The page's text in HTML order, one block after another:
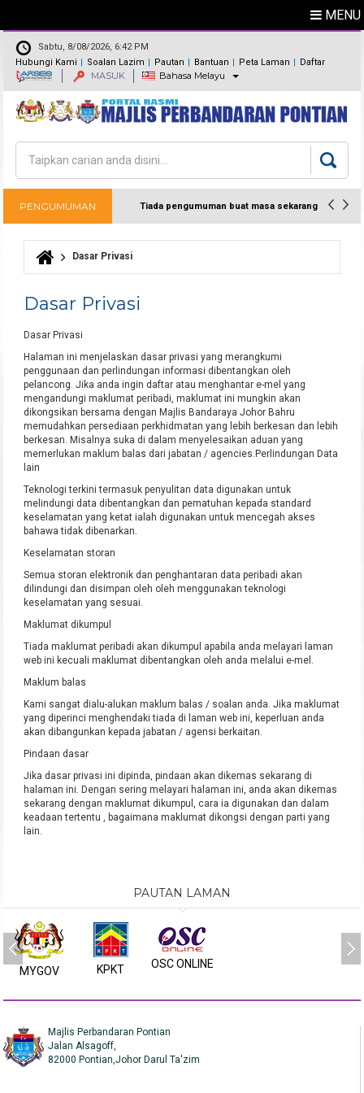
MENU
Sabtu, 8/08/2026, 6:42 PM
Hubungi Kami
Direktori
Soalan Lazim Pautan Bantuan Peta Laman Daftar
MASUK Bahasa Melayu
Borang carian
PENGUMUMAN Tiada pengumuman buat masa sekarang
Anda di sini
Dasar Privasi
Dasar Privasi
Dasar Privasi
Halaman ini menjelaskan dasar privasi yang merangkumi
penggunaan dan perlindungan informasi dibentangkan oleh
pelancong. Jika anda ingin daftar atau menghantar e-mel yang
mengandungi maklumat peribadi, maklumat ini mungkin akan
dikongsikan bersama dengan Majlis Bandaraya Johor Bahru
memudahkan persediaan perkhidmatan yang lebih berkesan dan lebih
berkesan. Misalnya suka di dalam menyelesaikan aduan yang
memerlukan maklum balas dari jabatan / agencies.Perlindungan Data
lain
Teknologi terkini termasuk penyulitan data digunakan untuk
melindungi data dibentangkan dan pematuhan kepada standard
keselamatan yang ketat ialah digunakan untuk mencegah akses
bahawa tidak dibenarkan.
Keselamatan storan
Semua storan elektronik dan penghantaran data peribadi akan
dilindungi dan disimpan oleh oleh menggunakan teknologi
keselamatan yang sesuai.
Maklumat dikumpul
Tiada maklumat peribadi akan dikumpul apabila anda melayari laman
web ini kecuali maklumat dibentangkan oleh anda melalui e-mel.
Maklum balas
Kami sangat dialu-alukan maklum balas / soalan anda. Jika maklumat
yang diperinci menghendaki tiada di laman web ini, keperluan anda
akan dibangunkan kepada jabatan / agensi berkaitan.
Pindaan dasar
Jika dasar privasi ini dipinda, pindaan akan dikemas sekarang di
halaman ini. Dengan sering melayari halaman ini, anda akan dikemas
sekarang dengan maklumat dikumpul, cara ia digunakan dan dalam
keadaan tertentu , bagaimana maklumat dikongsi dengan parti yang
lain.
PAUTAN LAMAN
MYGOV KPKT OSC ONLINE
Majlis Perbandaran Pontian
Jalan Alsagoff,
82000 Pontian,Johor Darul Ta'zim